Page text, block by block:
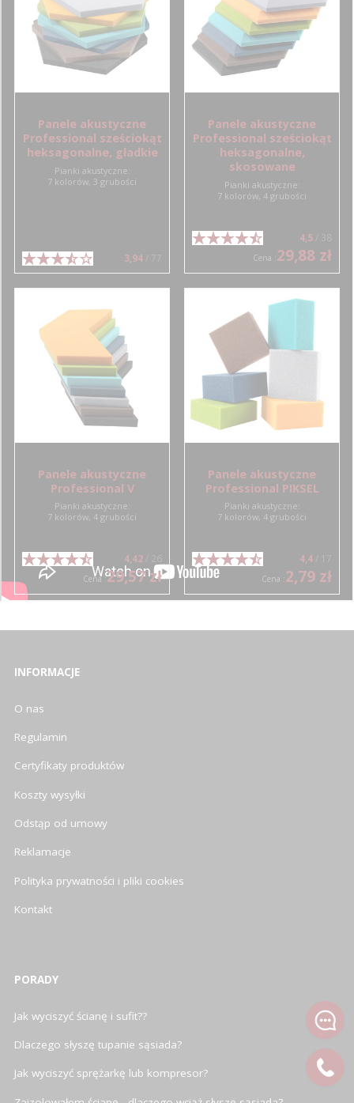
Panele akustyczne
Professional sześciokąt
heksagonalne, gładkie
Pianki akustyczne:
7 kolorów, 3 grubości
3,94
Panele akustyczne
Professional sześciokąt
heksagonalne,
skosowane
Pianki akustyczne:
7 kolorów, 4 grubości
4,5
Cena :29,88 zł
Panele akustyczne
Professional V
Pianki akustyczne:
7 kolorów, 4 grubości
4,42
Cena :29,57 zł
Panele akustyczne
Professional PIKSEL
Pianki akustyczne:
7 kolorów, 4 grubości
4,4
Cena :2,79 zł
INFORMACJE
O nas
Regulamin
Certyfikaty produktów
Koszty wysyłki
Odstąp od umowy
Reklamacje
Polityka prywatności i pliki cookies
Kontakt
PORADY
Jak wyciszyć ścianę i sufit??
Dlaczego słyszę tupanie sąsiada?
Jak wyciszyć sprężarkę lub kompresor?